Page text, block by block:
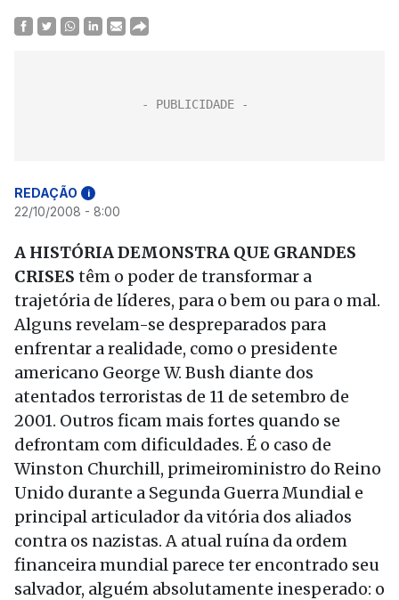
REDAÇÃO i
22/10/2008 - 8:00
A HISTÓRIA DEMONSTRA QUE GRANDES
CRISES têm o poder de transformar a
trajetória de líderes, para o bem ou para o mal.
Alguns revelam-se despreparados para
enfrentar a realidade, como o presidente
americano George W. Bush diante dos
atentados terroristas de 11 de setembro de
2001. Outros ficam mais fortes quando se
defrontam com dificuldades. É o caso de
Winston Churchill, primeiroministro do Reino
Unido durante a Segunda Guerra Mundial e
principal articulador da vitória dos aliados
contra os nazistas. A atual ruína da ordem
financeira mundial parece ter encontrado seu
salvador, alguém absolutamente inesperado: o